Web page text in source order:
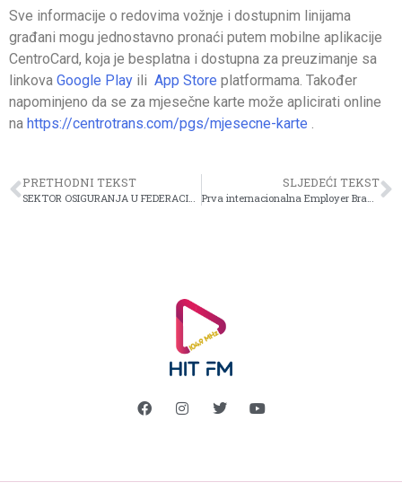
Sve informacije o redovima vožnje i dostupnim linijama
građani mogu jednostavno pronaći putem mobilne aplikacije
CentroCard, koja je besplatna i dostupna za preuzimanje sa
linkova Google Play ili App Store platformama. Također
napominjeno da se za mjesečne karte može aplicirati online
na https://centrotrans.com/pgs/mjesecne-karte .
PRETHODNI TEKST
SEKTOR OSIGURANJA U FEDERACIJI BIH STABILAN, RASTE I SPREMAN NA PROMJENE
SLJEDEĆI TEKST
Prva internacionalna Employer Branding kampanja u dm-u